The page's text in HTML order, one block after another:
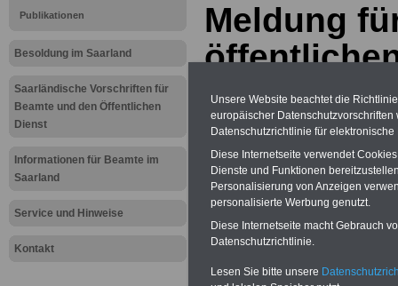
Publikationen
Besoldung im Saarland
Saarländische Vorschriften für
Beamte und den Öffentlichen
Dienst
Informationen für Beamte im
Saarland
Service und Hinweise
Kontakt
Meldung
Saarland:
in
Unsere Website beachtet die
europäischer
Datenschutzrichtlinie für
Diese Internetseite verwendet
Dienste und Funktionen
Personalisierung von Anzeigen
personalisierte Werbung genutzt.
Diese Internetseite macht Gebrauch
Datenschutzrichtlinie.
Lesen Sie bitte unsere